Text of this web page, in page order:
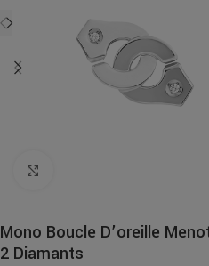
Mono Boucle D’oreille
2 Diamants